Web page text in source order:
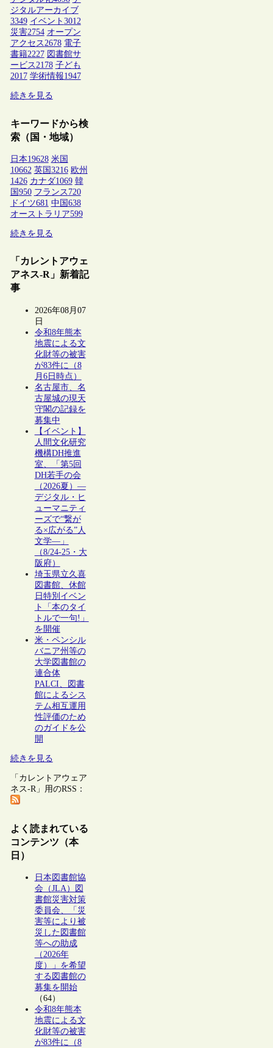
ジタルアーカイブ
3349 イベント 3012
災害2754 オープン
アクセス2678 電子
書籍2227 図書館サ
ービス2178 子ども
2017 学術情報1947
続きを見る
キーワードから検
索（国・地域）
日本19628 米国
10662 英国 3216 欧州
1426 カナダ1069 韓
国 950 フランス 720
ドイツ681 中国 638
オーストラリア599
続きを見る
「カレントアウェ
アネス-R」新着記
事
2026年08月07
日
令和8年熊本
地震による文
化財等の被害
が83件に（8
月6日時点）
名古屋市、名
古屋城の現天
守閣の記録を
募集中
【イベント】
人間文化研究
機構DH推進
室、「第5回
DH若手の会
（2026夏）―
デジタル・ヒ
ューマニティ
ーズで“繋が
る×広がる”人
文学―」
（8/24-25・大
阪府）
埼玉県立久喜
図書館、休館
日特別イベン
ト「本のタイ
トルで一句!」
を開催
米・ペンシル
バニア州等の
大学図書館の
連合体
PALCI、図書
館によるシス
テム相互運用
性評価のため
のガイドを公
開
続きを見る
「カレントアウェア
ネス-R」用のRSS：
よく読まれている
コンテンツ（本
日）
日本図書館協
会（JLA）図
書館災害対策
委員会、「災
害等により被
災した図書館
等への助成
（2026年
度）」を希望
する図書館の
募集を開始
（64）
令和8年熊本
地震による文
化財等の被害
が83件に（8